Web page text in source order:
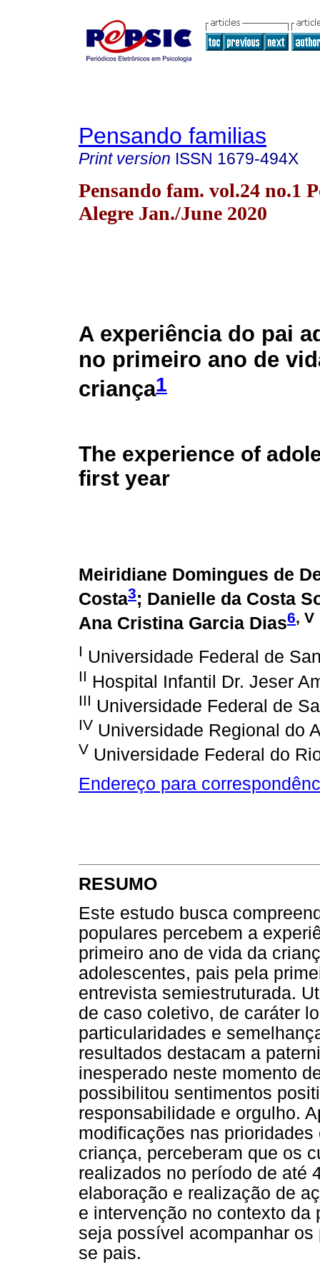
Pensando familias
Print version ISSN 1679-494X
Pensando fam. vol.24 no.1
Alegre Jan./June 2020
A experiência do pai
no primeiro ano de
criança1
The experience of
first year
Meiridiane Domingues de
Costa3; Danielle da Costa
Ana Cristina Garcia Dias6, V
I Universidade Federal de
II Hospital Infantil Dr. Jeser
III Universidade Federal de
IV Universidade Regional do
V Universidade Federal do
Endereço para
RESUMO
Este estudo busca
populares percebem a
primeiro ano de vida da
adolescentes, pais pela
entrevista semiestruturada.
de caso coletivo, de caráter
particularidades e
resultados destacam a
inesperado neste momento
possibilitou sentimentos
responsabilidade e orgulho.
modificações nas
criança, perceberam que os
realizados no período de até
elaboração e realização de
e intervenção no contexto da
seja possível acompanhar
se pais.